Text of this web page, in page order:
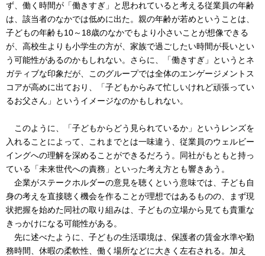
ず、働く時間が「働きすぎ」と思われていると考える従業員の年齢
は、該当者のなかでは低めに出た。親の年齢が若めということは、
子どもの年齢も10～18歳のなかでもより小さいことが想像できる
が、高校生よりも小学生の方が、家族で過ごしたい時間が長いとい
う可能性があるのかもしれない。さらに、「働きすぎ」というとネ
ガティブな印象だが、このグループでは全体のエンゲージメントス
コアが高めに出ており、「子どもからみて忙しいけれど頑張ってい
るお父さん」というイメージなのかもしれない。
このように、「子どもからどう見られているか」というレンズを
入れることによって、これまでとは一味違う、従業員のウェルビー
イングへの理解を深めることができるだろう。同社がもともと持っ
ている「未来世代への責務」といった考え方とも響きあう。
企業がステークホルダーの意見を聴くという意味では、子ども自
身の考えを直接聴く機会を作ることが理想ではあるものの、まず現
状把握を始めた同社の取り組みは、子どもの立場から見ても貴重な
きっかけになる可能性がある。
先に述べたように、子どもの生活環境は、保護者の賃金水準や勤
務時間、休暇の柔軟性、働く場所などに大きく左右される。加え